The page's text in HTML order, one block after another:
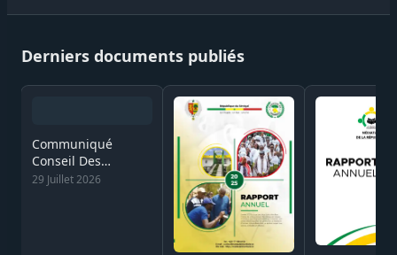
Derniers documents publiés
Communiqué
Conseil Des
Ministres du 29
29 Juillet 2026